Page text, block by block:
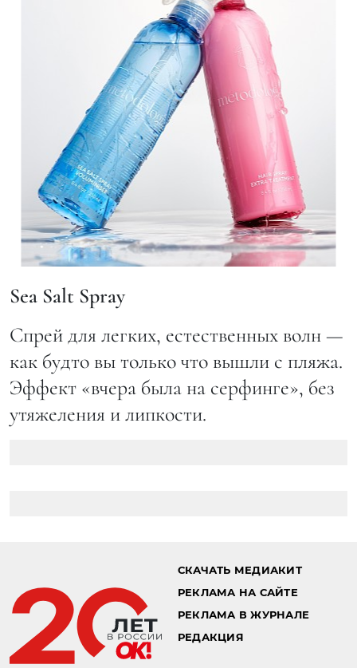
Sea Salt Spray
Спрей для легких, естественных волн —
как будто вы только что вышли с пляжа.
Эффект «вчера была на серфинге», без
утяжеления и липкости.
СКАЧАТЬ МЕДИАКИТ
РЕКЛАМА НА САЙТЕ
РЕКЛАМА В ЖУРНАЛЕ
РЕДАКЦИЯ